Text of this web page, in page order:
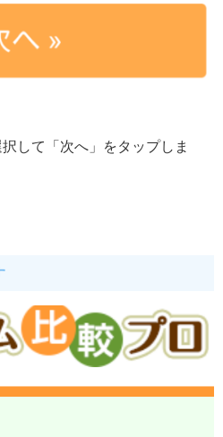
して「次へ」をタップしま